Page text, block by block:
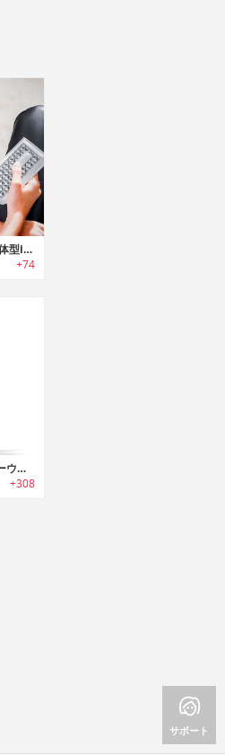
CalypsoCase｜ウォレット一体型iPhone 6/6S用「カリプソケース」
+74
Mujjo｜80° iPhone 6用レザーウォレットケース
+308
サポート